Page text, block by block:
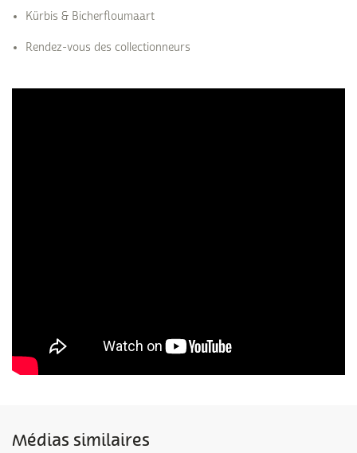
Kürbis & Bicherfloumaart
Rendez-vous des collectionneurs
Médias similaires